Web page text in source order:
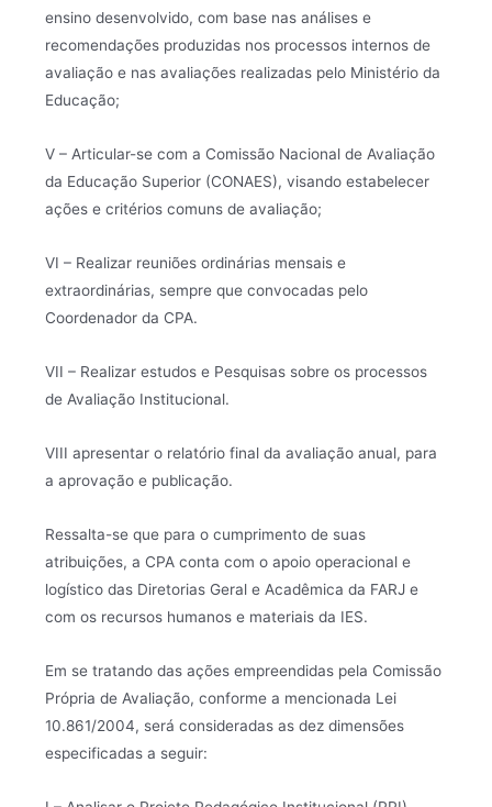
ensino desenvolvido, com base nas análises e
recomendações produzidas nos processos internos de
avaliação e nas avaliações realizadas pelo Ministério da
Educação;
V – Articular-se com a Comissão Nacional de Avaliação
da Educação Superior (CONAES), visando estabelecer
ações e critérios comuns de avaliação;
VI – Realizar reuniões ordinárias mensais e
extraordinárias, sempre que convocadas pelo
Coordenador da CPA.
VII – Realizar estudos e Pesquisas sobre os processos
de Avaliação Institucional.
VIII apresentar o relatório final da avaliação anual, para
a aprovação e publicação.
Ressalta-se que para o cumprimento de suas
atribuições, a CPA conta com o apoio operacional e
logístico das Diretorias Geral e Acadêmica da FARJ e
com os recursos humanos e materiais da IES.
Em se tratando das ações empreendidas pela Comissão
Própria de Avaliação, conforme a mencionada Lei
10.861/2004, será consideradas as dez dimensões
especificadas a seguir: